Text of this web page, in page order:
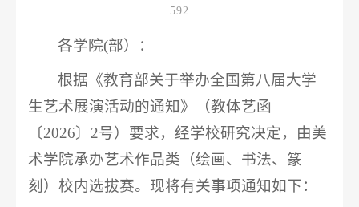
592
各学院(部）：
根据《教育部关于举办全国第八届大学
生艺术展演活动的通知》（教体艺函
〔2026〕2号）要求，经学校研究决定，由美
术学院承办艺术作品类（绘画、书法、篆
刻）校内选拔赛。现将有关事项通知如下：